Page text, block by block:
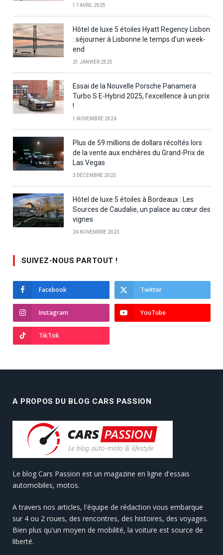
17 AVRIL 2025
Hôtel de luxe 5 étoiles Hyatt Regency Lisbon
: séjourner à Lisbonne le temps d’un week-
end
21 JANVIER 2025
Essai de la Nouvelle Porsche Panamera
Turbo S E-Hybrid 2025, l’excellence à un prix
!
1 NOVEMBRE 2024
Plus de 59 millions de dollars récoltés lors
de la vente aux enchères du Grand-Prix de
Las Vegas
3 DÉCEMBRE 2023
Hôtel de luxe 5 étoiles à Bordeaux : Les
Sources de Caudalie, un palace au cœur des
vignes
24 NOVEMBRE 2023
SUIVEZ-NOUS PARTOUT !
Facebook Twitter
Instagram YouTube
TikTok
A PROPOS DU BLOG CARS PASSION
Le blog Cars Passion est un magazine en ligne d'essais
automobiles, motos.
A travers nos articles, l'équipe de rédaction vous embarque
sur 4 ou 2 roues, des rencontres, des histoires, des voyages.
Bien plus qu'un moyen de mobilité, la voiture est source de
liberté.